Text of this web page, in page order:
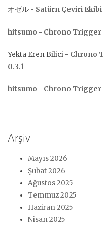
オゼル - Satürn Çeviri Ekibi
hitsumo - Chrono Trigger
Yekta Eren Bilici - Chrono
0.3.1
hitsumo - Chrono Trigger
Arşiv
Mayıs 2026
Şubat 2026
Ağustos 2025
Temmuz 2025
Haziran 2025
Nisan 2025